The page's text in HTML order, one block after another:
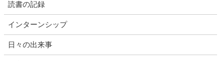
読書の記録
インターンシップ
日々の出来事